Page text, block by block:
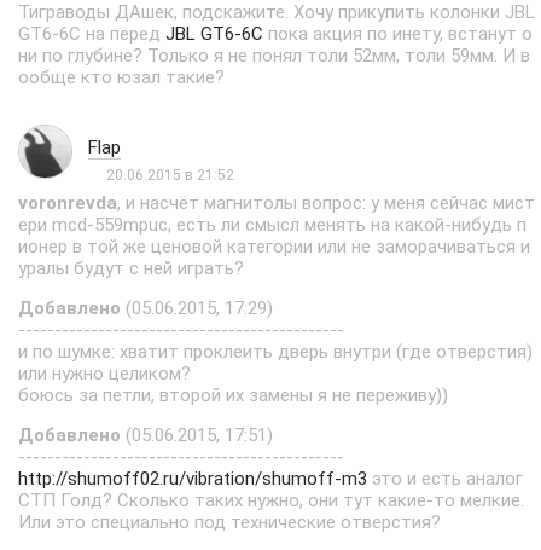
Тиграводы ДАшек, подскажите. Хочу прикупить колонки JBL
GT6-6C на перед JBL GT6-6C пока акция по инету, встанут о
ни по глубине? Только я не понял толи 52мм, толи 59мм. И в
ообще кто юзал такие?
Flap
20.06.2015 в 21:52
voronrevda, и насчёт магнитолы вопрос: у меня сейчас мист
ери mcd-559mpuc, есть ли смысл менять на какой-нибудь п
ионер в той же ценовой категории или не заморачиваться и
уралы будут с ней играть?
Добавлено (05.06.2015, 17:29)
---------------------------------------------
и по шумке: хватит проклеить дверь внутри (где отверстия)
или нужно целиком?
боюсь за петли, второй их замены я не переживу))
Добавлено (05.06.2015, 17:51)
---------------------------------------------
http://shumoff02.ru/vibration/shumoff-m3 это и есть аналог
СТП Голд? Сколько таких нужно, они тут какие-то мелкие.
Или это специально под технические отверстия?